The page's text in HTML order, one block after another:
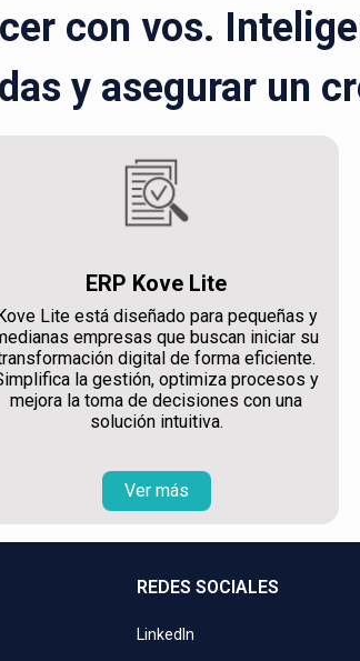
con vos.
y asegurar un
ERP Kove Lite
Lite está diseñado para pequeñas y
empresas que buscan iniciar su
digital de forma eficiente.
la gestión, optimiza procesos y
mejora la toma de decisiones con una
solución intuitiva.
Ver más
REDES SOCIALES
LinkedIn